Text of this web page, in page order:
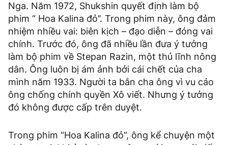
Nga. Năm 1972, Shukshin quyết định làm bộ
phim “ Hoa Kalina đỏ’’. Trong phim này, ông đảm
nhiệm nhiều vai: biên kịch – đạo diễn – đóng vai
chính. Trước đó, ông đã nhiều lần đưa ý tưởng
làm bộ phim về Stepan Razin, một thủ lĩnh nông
dân. Ông luôn bị ám ảnh bởi cái chết của cha
mình năm 1933. Người ta bắn cha ông vì vu cáo
ông chống chính quyền Xô viết. Nhưng ý tưởng
đó không được cấp trên duyệt.
Trong phim “Hoa Kalina đỏ”, ông kể chuyện một